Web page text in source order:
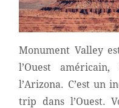
Monument Valley
l’Ouest
l’Arizona. C’est un
trip dans l’Ouest.